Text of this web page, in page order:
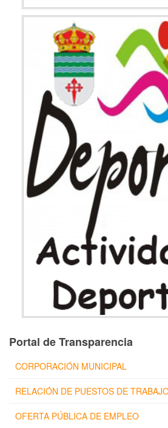
Portal de Transparencia
CORPORACIÓN MUNICIPAL
RELACIÓN DE PUESTOS DE
OFERTA PÚBLICA DE EMPLEO